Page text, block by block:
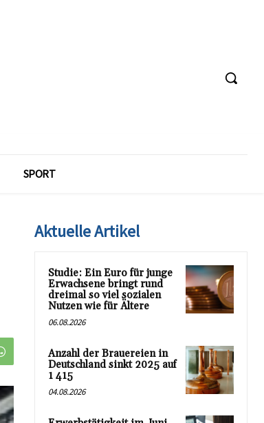
SPORT
Aktuelle Artikel
Studie: Ein Euro für junge
Erwachsene bringt rund
dreimal so viel sozialen
Nutzen wie für Ältere
06.08.2026
Anzahl der Brauereien in
Deutschland sinkt 2025 auf
1 415
04.08.2026